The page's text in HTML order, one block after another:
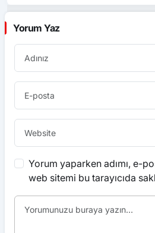
Yorum Yaz
Yorum yaparken adımı, e-
web sitemi bu tarayıcıda